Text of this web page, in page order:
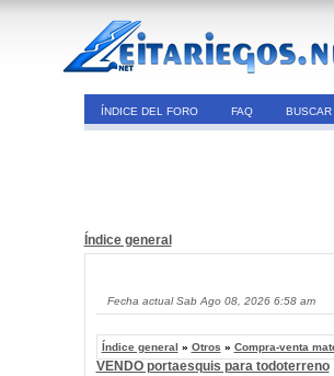
ÍNDICE DEL FORO FAQ BUSCAR
Índice general
Fecha actual Sab Ago 08, 2026 6:58 am
Índice general » Otros » Compra-venta
VENDO portaesquis para todoterreno